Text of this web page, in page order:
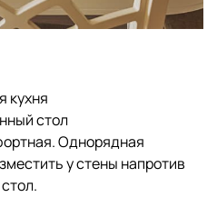
кухня
стол
Однорядная
у стены напротив